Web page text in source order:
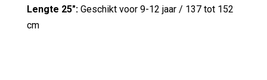
Lengte 25":Geschikt voor 9-12 jaar / 137 tot 152
cm